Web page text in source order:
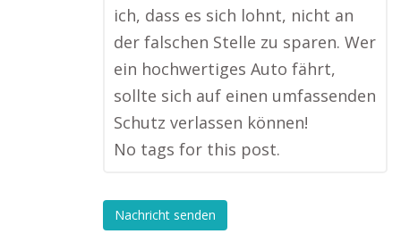
ich, dass es sich lohnt, nicht an
der falschen Stelle zu sparen. Wer
ein hochwertiges Auto fährt,
sollte sich auf einen umfassenden
Schutz verlassen können!
No tags for this post.
Nachricht senden